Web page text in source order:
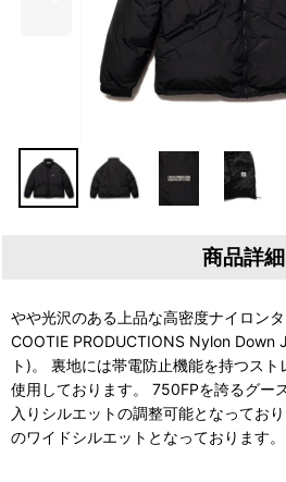
商品詳細
やや光沢のある上品な高密度ナイロン
COOTIE PRODUCTIONS Nylon Down
ト)。 裏地には帯電防止機能を持つス
使用しております。 750FPを誇るグー
入りシルエットの調整可能となってお
のワイドシルエットとなっております。